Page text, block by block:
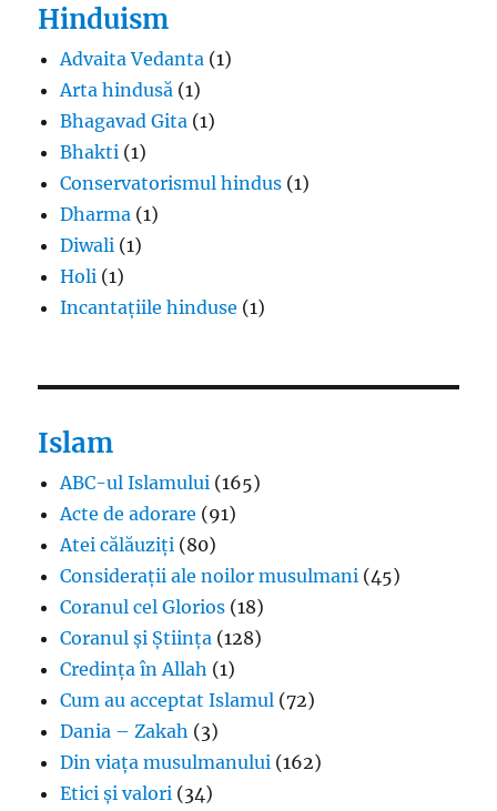
Hinduism
Advaita Vedanta (1)
Arta hindusă (1)
Bhagavad Gita (1)
Bhakti (1)
Conservatorismul hindus (1)
Dharma (1)
Diwali (1)
Holi (1)
Incantațiile hinduse (1)
Islam
ABC-ul Islamului (165)
Acte de adorare (91)
Atei călăuziți (80)
Considerații ale noilor musulmani (45)
Coranul cel Glorios (18)
Coranul și Știința (128)
Credința în Allah (1)
Cum au acceptat Islamul (72)
Dania – Zakah (3)
Din viața musulmanului (162)
Etici și valori (34)